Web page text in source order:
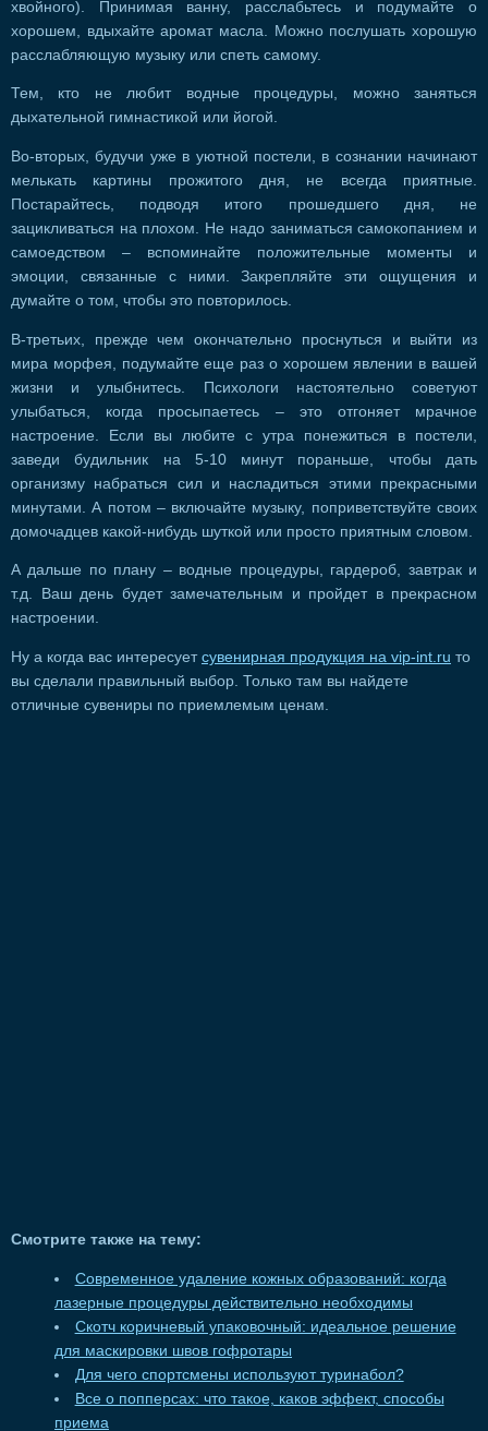
хвойного). Принимая ванну, расслабьтесь и подумайте о
хорошем, вдыхайте аромат масла. Можно послушать хорошую
расслабляющую музыку или спеть самому.
Тем, кто не любит водные процедуры, можно заняться
дыхательной гимнастикой или йогой.
Во-вторых, будучи уже в уютной постели, в сознании начинают
мелькать картины прожитого дня, не всегда приятные.
Постарайтесь, подводя итого прошедшего дня, не
зацикливаться на плохом. Не надо заниматься самокопанием и
самоедством – вспоминайте положительные моменты и
эмоции, связанные с ними. Закрепляйте эти ощущения и
думайте о том, чтобы это повторилось.
В-третьих, прежде чем окончательно проснуться и выйти из
мира морфея, подумайте еще раз о хорошем явлении в вашей
жизни и улыбнитесь. Психологи настоятельно советуют
улыбаться, когда просыпаетесь – это отгоняет мрачное
настроение. Если вы любите с утра понежиться в постели,
заведи будильник на 5-10 минут пораньше, чтобы дать
организму набраться сил и насладиться этими прекрасными
минутами. А потом – включайте музыку, поприветствуйте своих
домочадцев какой-нибудь шуткой или просто приятным словом.
А дальше по плану – водные процедуры, гардероб, завтрак и
т.д. Ваш день будет замечательным и пройдет в прекрасном
настроении.
Ну а когда вас интересует сувенирная продукция на vip-int.ru то
вы сделали правильный выбор. Только там вы найдете
отличные сувениры по приемлемым ценам.
Смотрите также на тему:
Современное удаление кожных образований: когда
лазерные процедуры действительно необходимы
Скотч коричневый упаковочный: идеальное решение
для маскировки швов гофротары
Для чего спортсмены используют туринабол?
Все о попперсах: что такое, каков эффект, способы
приема